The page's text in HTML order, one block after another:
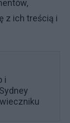
z ich treścią i
i